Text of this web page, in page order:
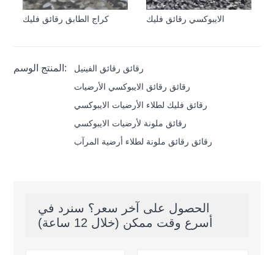
كراج الطابق رقائق فليك الايبوكسي رقائق فليك
المنتج الوسم:
رقائق رقائق الفينيل
رقائق رقائق الايبوكسي الأرضيات
رقائق فليك لطلاء الأرضيات الايبوكسي
رقائق ملونة لأرضيات الايبوكسي
رقائق رقائق ملونة لطلاء أرضية المرآب
الحصول على آخر سعر؟ سنرد في
أسرع وقت ممكن (خلال 12 ساعة)